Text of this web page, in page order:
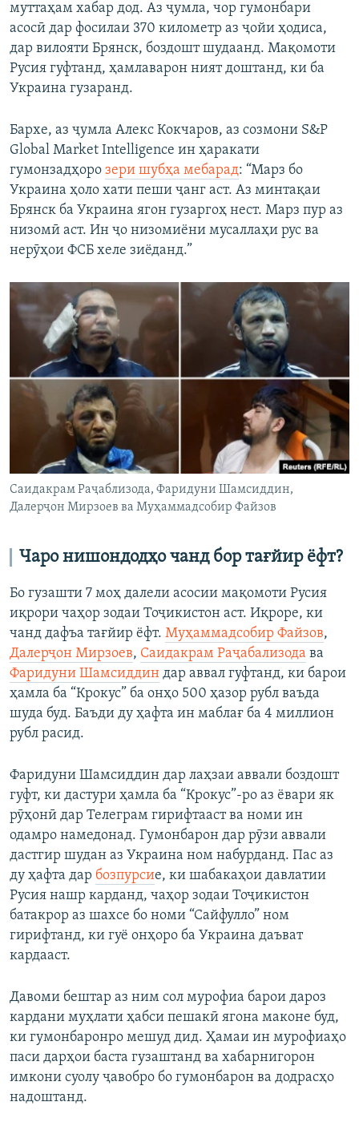
муттаҳам хабар дод. Аз ҷумла, чор гумонбари
асосӣ дар фосилаи 370 километр аз ҷойи ҳодиса,
дар вилояти Брянск, боздошт шудаанд. Мақомоти
Русия гуфтанд, ҳамлаварон ният доштанд, ки ба
Украина гузаранд.
Бархе, аз ҷумла Алекс Кокчаров, аз созмони S&P
Global Market Intelligence ин ҳаракати
гумонзадҳоро зери шубҳа мебарад: “Марз бо
Украина ҳоло хати пеши ҷанг аст. Аз минтақаи
Брянск ба Украина ягон гузаргоҳ нест. Марз пур аз
низомӣ аст. Ин ҷо низомиёни мусаллаҳи рус ва
нерӯҳои ФСБ хеле зиёданд.”
Саидакрам Раҷаблизода, Фаридуни Шамсиддин,
Далерҷон Мирзоев ва Муҳаммадсобир Файзов
Чаро нишондодҳо чанд бор тағйир ёфт?
Бо гузашти 7 моҳ далели асосии мақомоти Русия
иқрори чаҳор зодаи Тоҷикистон аст. Иқроре, ки
чанд дафъа тағйир ёфт. Муҳаммадсобир Файзов,
Далерҷон Мирзоев, Саидакрам Раҷабализода ва
Фаридуни Шамсиддин дар аввал гуфтанд, ки барои
ҳамла ба “Крокус” ба онҳо 500 ҳазор рубл ваъда
шуда буд. Баъди ду ҳафта ин маблағ ба 4 миллион
рубл расид.
Фаридуни Шамсиддин дар лаҳзаи аввали боздошт
гуфт, ки дастури ҳамла ба “Крокус”-ро аз ёвари як
рӯҳонӣ дар Телеграм гирифтааст ва номи ин
одамро намедонад. Гумонбарон дар рӯзи аввали
дастгир шудан аз Украина ном набурданд. Пас аз
ду ҳафта дар бозпурсие, ки шабакаҳои давлатии
Русия нашр карданд, чаҳор зодаи Тоҷикистон
батакрор аз шахсе бо номи “Сайфулло” ном
гирифтанд, ки гуё онҳоро ба Украина даъват
кардааст.
Давоми бештар аз ним сол мурофиа барои дароз
кардани муҳлати ҳабси пешакӣ ягона маконе буд,
ки гумонбаронро мешуд дид. Ҳамаи ин мурофиаҳо
паси дарҳои баста гузаштанд ва хабарнигорон
имкони суолу ҷавобро бо гумонбарон ва додрасҳо
надоштанд.